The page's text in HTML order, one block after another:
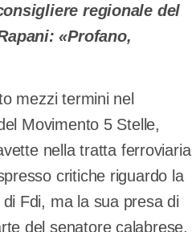
regionale del
«Profano,
mezzi termini nel
Movimento 5 Stelle,
nella tratta ferroviaria
critiche riguardo la
Fdi, ma la sua presa di
del senatore calabrese,